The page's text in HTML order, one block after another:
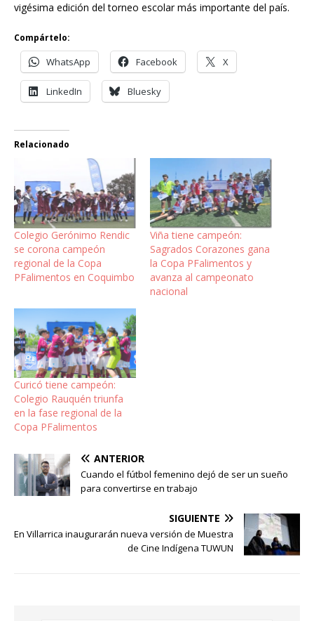
vigésima edición del torneo escolar más importante del país.
Compártelo:
WhatsApp Facebook X
LinkedIn Bluesky
Relacionado
Colegio Gerónimo Rendic
se corona campeón
regional de la Copa
PFalimentos en Coquimbo
Viña tiene campeón:
Sagrados Corazones gana
la Copa PFalimentos y
avanza al campeonato
nacional
Curicó tiene campeón:
Colegio Rauquén triunfa
en la fase regional de la
Copa PFalimentos
ANTERIOR
Cuando el fútbol femenino dejó de ser un sueño
para convertirse en trabajo
SIGUIENTE
En Villarrica inaugurarán nueva versión de Muestra
de Cine Indígena TUWUN